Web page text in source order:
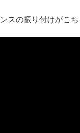
スの振り付けがこち